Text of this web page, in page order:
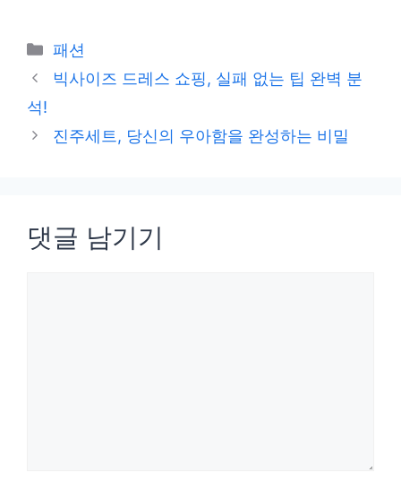
카
테
패션
빅사이즈 드레스 쇼핑, 실패 없는 팁 완벽 분
석!
진주세트, 당신의 우아함을 완성하는 비밀
댓글 남기기